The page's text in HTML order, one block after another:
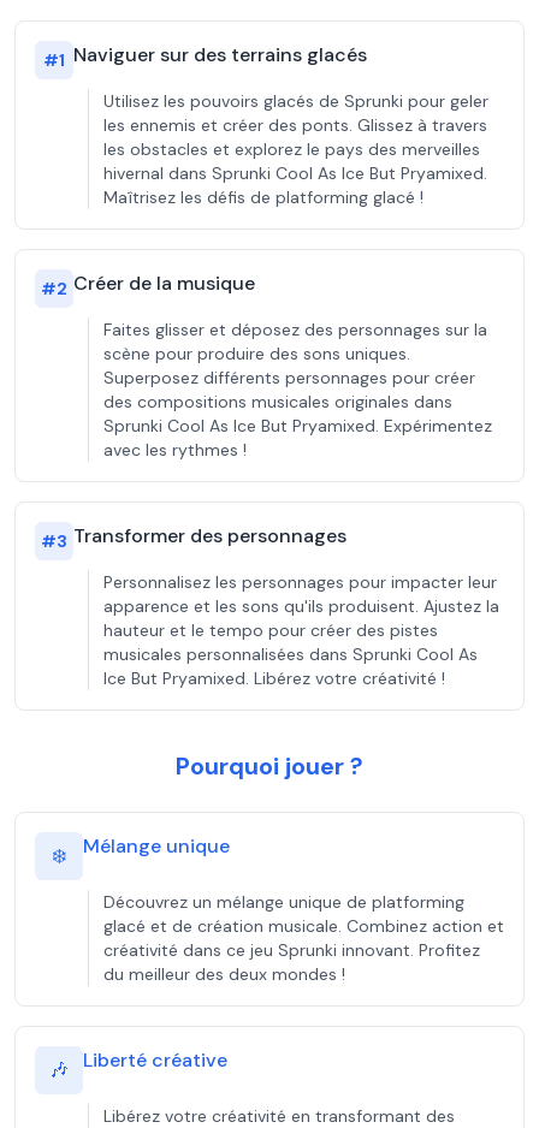
#1 Naviguer sur des terrains glacés
Utilisez les pouvoirs glacés de Sprunki pour geler
les ennemis et créer des ponts. Glissez à travers
les obstacles et explorez le pays des merveilles
hivernal dans Sprunki Cool As Ice But Pryamixed.
Maîtrisez les défis de platforming glacé !
#2 Créer de la musique
Faites glisser et déposez des personnages sur la
scène pour produire des sons uniques.
Superposez différents personnages pour créer
des compositions musicales originales dans
Sprunki Cool As Ice But Pryamixed. Expérimentez
avec les rythmes !
#3 Transformer des personnages
Personnalisez les personnages pour impacter leur
apparence et les sons qu'ils produisent. Ajustez la
hauteur et le tempo pour créer des pistes
musicales personnalisées dans Sprunki Cool As
Ice But Pryamixed. Libérez votre créativité !
Pourquoi jouer ?
❄️ Mélange unique
Découvrez un mélange unique de platforming
glacé et de création musicale. Combinez action et
créativité dans ce jeu Sprunki innovant. Profitez
du meilleur des deux mondes !
🎶 Liberté créative
Libérez votre créativité en transformant des